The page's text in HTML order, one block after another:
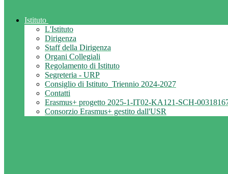
Istituto
L'Istituto
Dirigenza
Staff della Dirigenza
Organi Collegiali
Regolamento di Istituto
Segreteria - URP
Consiglio di Istituto_Triennio 2024-2027
Contatti
Erasmus+ progetto 2025-1-IT02-KA121-SCH-
Consorzio Erasmus+ gestito dall'USR